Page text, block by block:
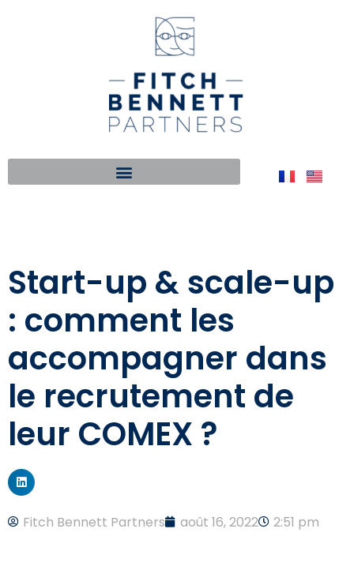
Start-up & scale-up
: comment les
accompagner dans
le recrutement de
leur COMEX ?
Fitch Bennett Partners août 16, 2022 2:51 pm